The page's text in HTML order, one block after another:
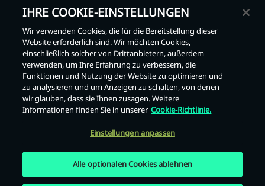
IHRE COOKIE-EINSTELLUNGEN
Wir verwenden Cookies, die für die Bereitstellung dieser
Website erforderlich sind. Wir möchten Cookies,
einschließlich solcher von Drittanbietern, außerdem
verwenden, um Ihre Erfahrung zu verbessern, die
Funktionen und Nutzung der Website zu optimieren und
zu analysieren und um Anzeigen zu schalten, von denen
wir glauben, dass sie Ihnen zusagen. Weitere
Informationen finden Sie in unserer Cookie-Richtlinie.
Einstellungen anpassen
Alle optionalen Cookies ablehnen